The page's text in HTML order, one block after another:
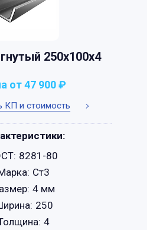
250x100x4
КП и стоимость
от 47 900 ₽
8281-80
Ст3
4 мм
250
4